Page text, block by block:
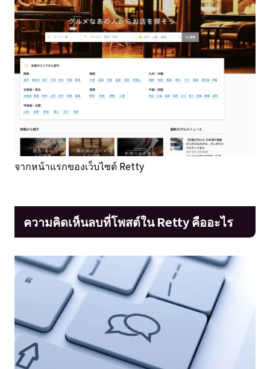
จากหน้าแรกของเว็บไซต์ Retty
ความคิดเห็นลบที่โพสต์ใน Retty คืออะไร